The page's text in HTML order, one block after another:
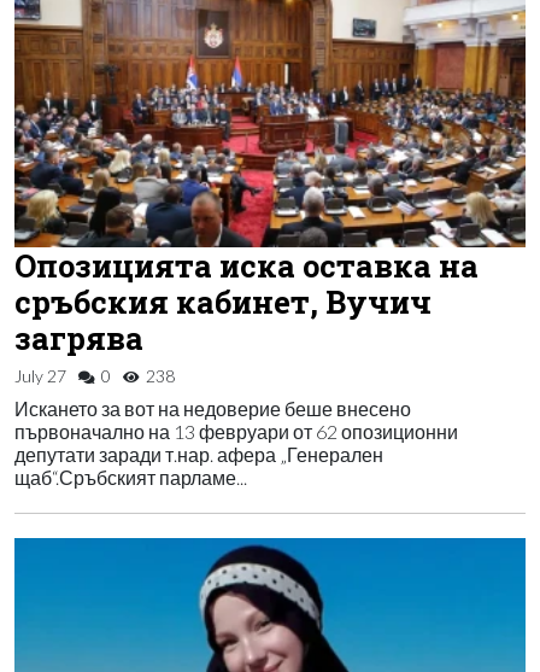
Опозицията иска оставка на
сръбския кабинет, Вучич
загрява
July 27 0 238
Искането за вот на недоверие беше внесено
първоначално на 13 февруари от 62 опозиционни
депутати заради т.нар. афера „Генерален
щаб“.Сръбският парламе...